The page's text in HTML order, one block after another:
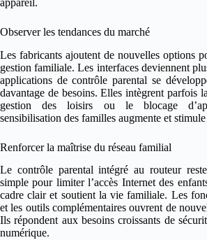
Observer les tendances du marché
Les fabricants ajoutent de nouvelles options
gestion familiale. Les interfaces deviennent
applications de contrôle parental se
davantage de besoins. Elles intègrent parfois
gestion des loisirs ou le blocage
sensibilisation des familles augmente et
Renforcer la maîtrise du réseau familial
Le contrôle parental intégré au routeur
simple pour limiter l’accès Internet des
cadre clair et soutient la vie familiale. Les
et les outils complémentaires ouvrent de
Ils répondent aux besoins croissants de
numérique.